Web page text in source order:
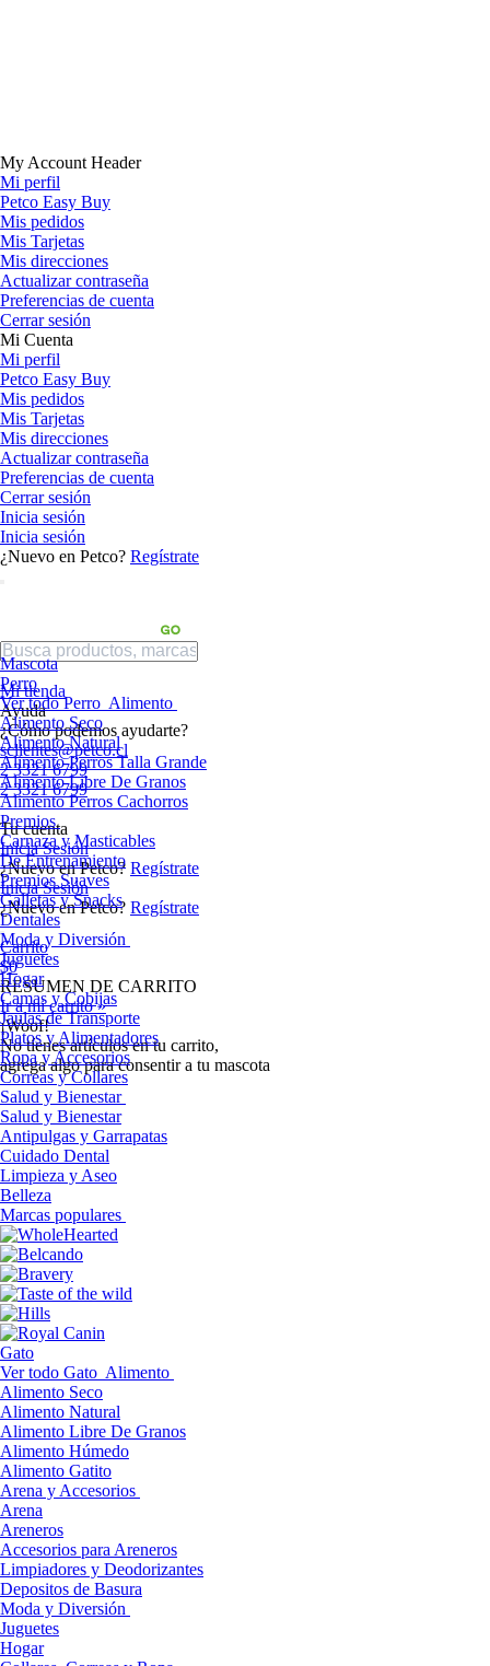
My Account Header
Mi perfil
Petco Easy Buy
Mis pedidos
Mis Tarjetas
Mis direcciones
Actualizar contraseña
Preferencias de cuenta
Cerrar sesión
Mi Cuenta
Mi perfil
Petco Easy Buy
Mis pedidos
Mis Tarjetas
Mis direcciones
Actualizar contraseña
Preferencias de cuenta
Cerrar sesión
Inicia sesión
Inicia sesión
¿Nuevo en Petco? Regístrate
Mi tienda
Ayuda
¿Cómo podemos ayudarte?
sclientes@petco.cl
2 3321 6799
2 3321 6799
Tu cuenta
Inicia Sesión
¿Nuevo en Petco? Regístrate
Inicia Sesión
¿Nuevo en Petco? Regístrate
Carrito
$0
RESUMEN DE CARRITO
Ir a mi carrito »
¡Woof!
No tíenes artículos en tu carrito,
agrega algo para consentir a tu mascota
Mascota
Perro
Ver todo Perro Alimento
Alimento Seco
Alimento Natural
Alimento Perros Talla Grande
Alimento Libre De Granos
Alimento Perros Cachorros
Premios
Carnaza y Masticables
De Entrenamiento
Premios Suaves
Galletas y Snacks
Dentales
Moda y Diversión
Juguetes
Hogar
Camas y Cobijas
Jaulas de Transporte
Platos y Alimentadores
Ropa y Accesorios
Correas y Collares
Salud y Bienestar
Salud y Bienestar
Antipulgas y Garrapatas
Cuidado Dental
Limpieza y Aseo
Belleza
Marcas populares
Gato
Ver todo Gato Alimento
Alimento Seco
Alimento Natural
Alimento Libre De Granos
Alimento Húmedo
Alimento Gatito
Arena y Accesorios
Arena
Areneros
Accesorios para Areneros
Limpiadores y Deodorizantes
Depositos de Basura
Moda y Diversión
Juguetes
Hogar